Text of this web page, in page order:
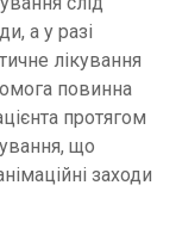
а у разі
лікування
повинна
протягом
що
заходи